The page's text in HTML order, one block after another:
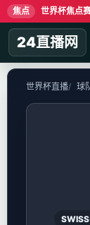
焦点 世界杯焦点
24直播网
世界杯直播 球